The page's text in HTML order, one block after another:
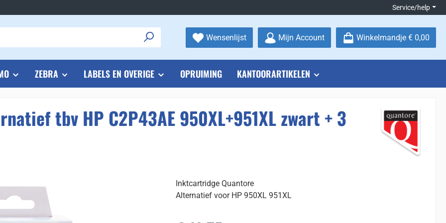
Service/help
WensenlijstJe hebt 0 items op je verlanglijstje
Mijn Account Winkelmandje € 0,00
ZEBRA LABELS EN OVERIGE OPRUIMING KANTOORARTIKELEN
tbv HP C2P43AE 950XL+951XL zwart + 3
Inktcartridge Quantore
Alternatief voor HP 950XL 951XL